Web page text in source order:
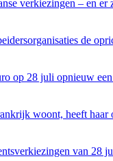
verkiezingen – en
de
op 28 juli opnieuw
woont, heeft
van